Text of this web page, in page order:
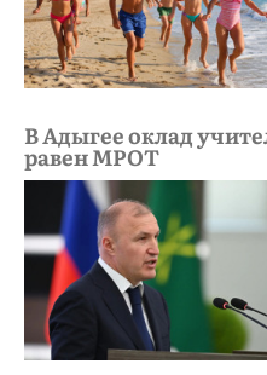
В Адыгее оклад
равен МРОТ